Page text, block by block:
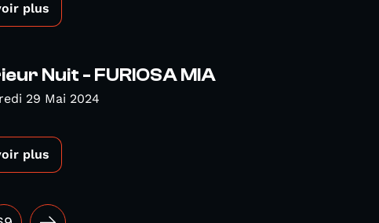
plus
Nuit - FURIOSA MIA
29 Mai 2024
plus